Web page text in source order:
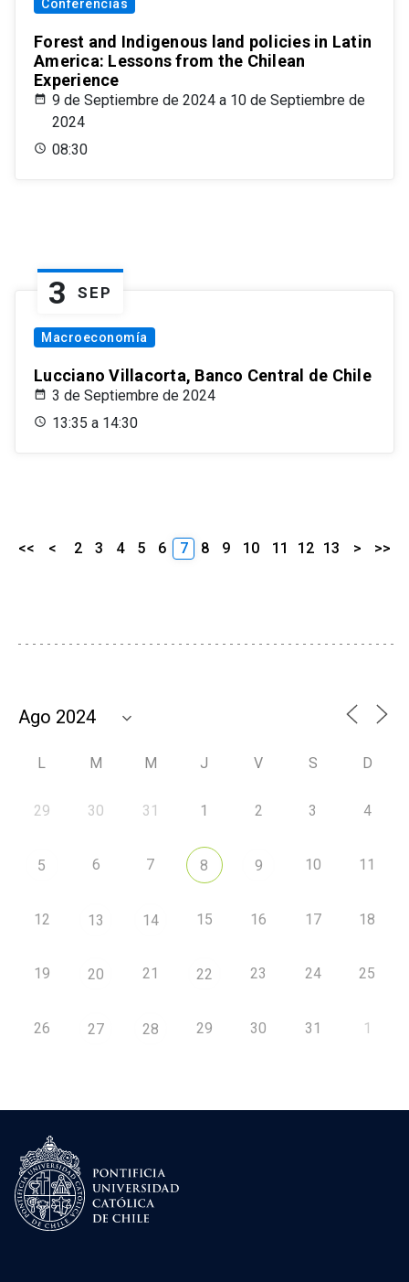
Conferencias
Forest and Indigenous land policies in Latin
America: Lessons from the Chilean
Experience
9 de Septiembre de 2024 a 10 de Septiembre de
2024
08:30
3 SEP
Macroeconomía
Lucciano Villacorta, Banco Central de Chile
3 de Septiembre de 2024
13:35 a 14:30
<< < 2 3 4 5 6 7 8 9 10 11 12 13 > >>
L M M J V S D
29 30 31 1 2 3 4
5 6 7 8 9 10 11
12 13 14 15 16 17 18
19 20 21 22 23 24 25
26 27 28 29 30 31 1